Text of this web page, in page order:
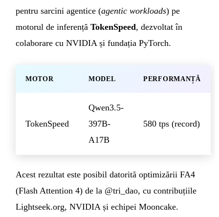
pentru sarcini agentice (agentic workloads) pe
motorul de inferență TokenSpeed, dezvoltat în
colaborare cu NVIDIA și fundația PyTorch.
MOTOR MODEL PERFORMANȚĂ
TokenSpeed
Qwen3.5-
397B-
A17B
580 tps (record)
Acest rezultat este posibil datorită optimizării FA4
(Flash Attention 4) de la @tri_dao, cu contribuțiile
Lightseek.org, NVIDIA și echipei Mooncake.